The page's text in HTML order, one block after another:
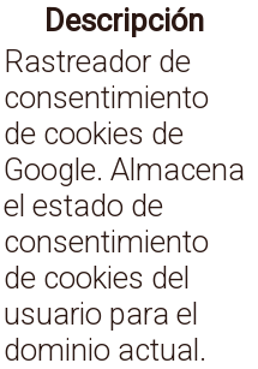
Descripción
Rastreador de
consentimiento
de cookies de
Google. Almacena
el estado de
consentimiento
de cookies del
usuario para el
dominio actual.